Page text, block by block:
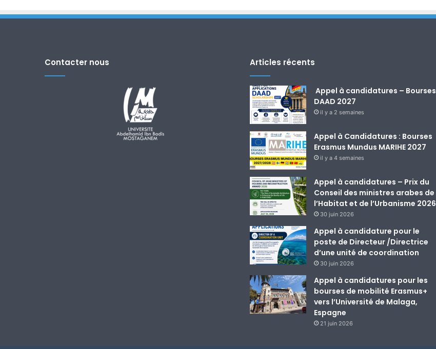
Contacter nous Articles récents
Appel à candidatures – Bourses
DAAD 2027
il y a 2 semaines
Appel à Candidatures : Bourses
Erasmus Mundus MARIHE 2027
il y a 4 semaines
Appel à candidatures – Prix du
Conseil des ministres arabes de
l’Habitat et de l’Urbanisme 2026
30 juin 2026
Appel à candidature pour le
poste de Directeur /Directrice
d’une unité de coordination
30 juin 2026
Appel à candidatures pour les
bourses de mobilité Erasmus+
vers l’Université de Malaga,
Espagne
21 juin 2026